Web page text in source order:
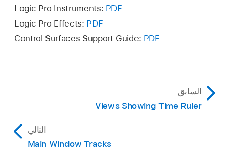
Logic Pro Instruments: PDF
Logic Pro Effects: PDF
Control Surfaces Support Guide: PDF
السابق
Views Showing Time Ruler
التالي
Main Window Tracks